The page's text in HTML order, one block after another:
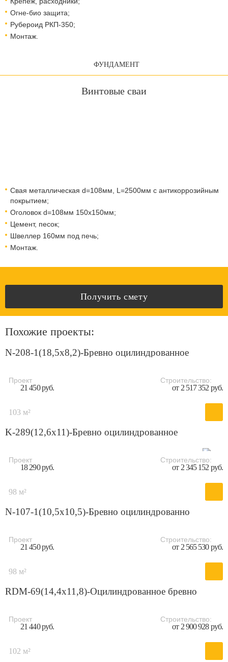
Огне-био защита;
Рубероид РКП-350;
Монтаж.
ФУНДАМЕНТ
Винтовые сваи
Свая металлическая d=108мм, L=2500мм с антикоррозийным
покрытием;
Оголовок d=108мм 150x150мм;
Цемент, песок;
Швеллер 160мм под печь;
Монтаж.
Получить смету
Похожие проекты:
N-208-1(18,5x8,2)-Бревно оцилиндрованное
Проект
21 450 руб.
Строительство:
от 2 517 352 руб.
103 м²
K-289(12,6x11)-Бревно оцилиндрованное
Проект
18 290 руб.
Строительство:
от 2 345 152 руб.
98 м²
N-107-1(10,5х10,5)-Бревно оцилиндрованно
Проект
21 450 руб.
Строительство:
от 2 565 530 руб.
98 м²
RDM-69(14,4x11,8)-Оцилиндрованное бревно
Проект
21 440 руб.
Строительство:
от 2 900 928 руб.
102 м²